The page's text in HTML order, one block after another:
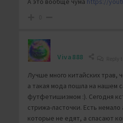
Viva888
Лучше много китайских трав,
а такая мода пошла на нашем
футфетишизмом :). Сегодня
стрижа-ласточки. Есть
которые не едят, а спасают